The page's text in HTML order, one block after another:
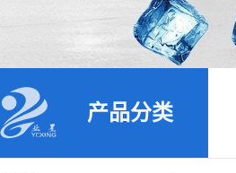
产品分类